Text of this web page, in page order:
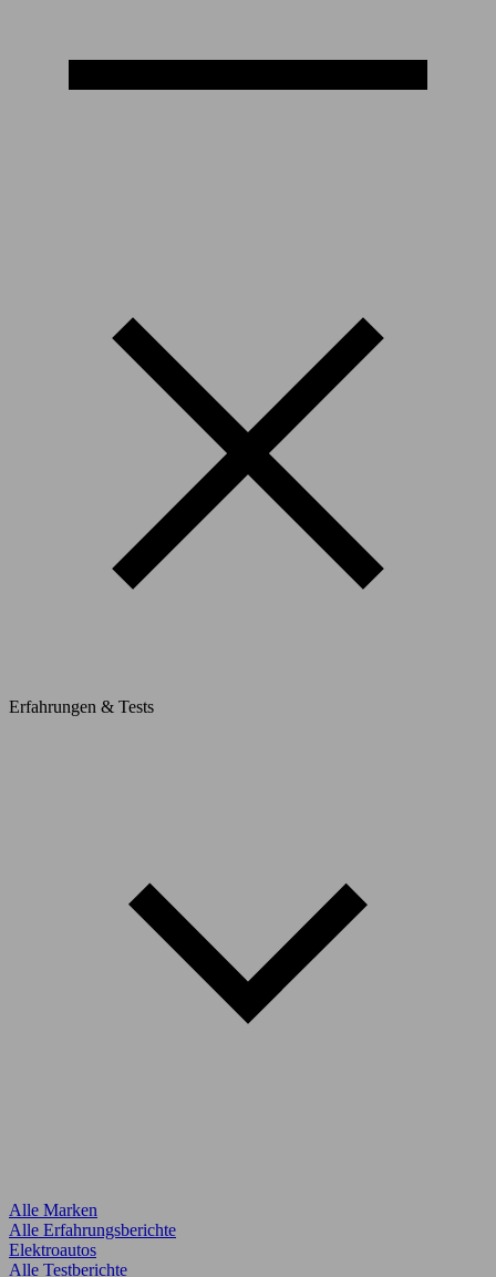
Erfahrungen & Tests
Alle Marken
Alle Erfahrungsberichte
Elektroautos
Alle Testberichte